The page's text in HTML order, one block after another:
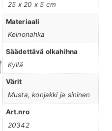
25 x 20 x 5 cm
Materiaali
Keinonahka
Säädettävä olkahihna
Kyllä
Värit
Musta, konjakki ja sininen
Art.nro
20342